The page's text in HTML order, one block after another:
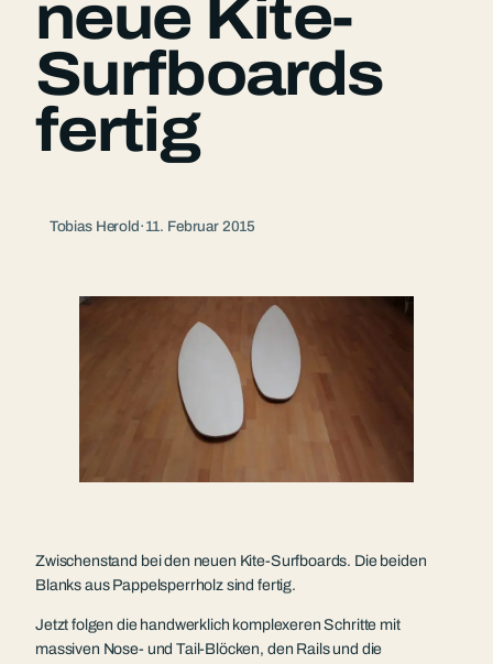
neue Kite-
Surfboards
fertig
Tobias Herold· 11. Februar 2015
Zwischenstand bei den neuen Kite-Surfboards. Die beiden
Blanks aus Pappelsperrholz sind fertig.
Jetzt folgen die handwerklich komplexeren Schritte mit
massiven Nose- und Tail-Blöcken, den Rails und die